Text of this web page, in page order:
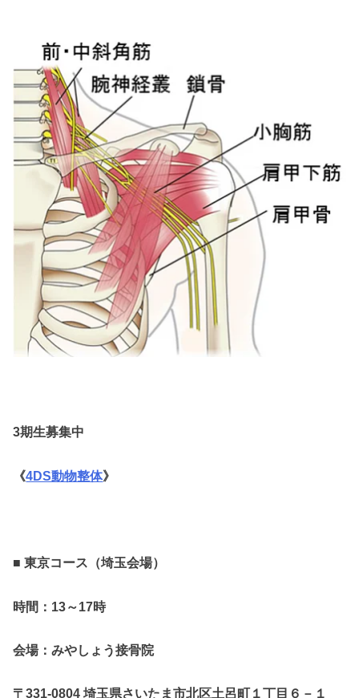
3期生募集中
《4DS動物整体》
■ 東京コース（埼玉会場）
時間：13～17時
会場：みやしょう接骨院
〒331-0804 埼玉県さいたま市北区土呂町１丁目６－１